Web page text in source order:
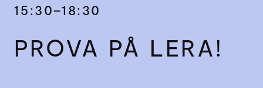
15:30–18:30
PROVA PÅ LERA!